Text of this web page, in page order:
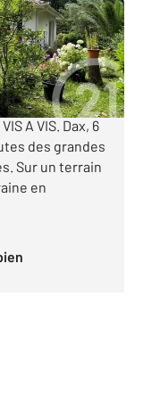
DE 207 M² SUR
A VIS. Dax, 6
des grandes
Sur un terrain
en